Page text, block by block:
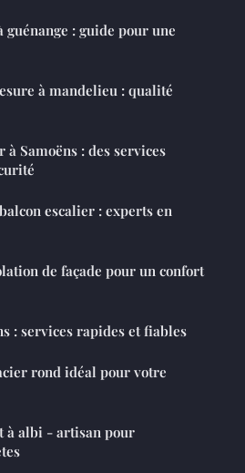
guénange : guide pour une
à mandelieu : qualité
Samoëns : des services
escalier : experts en
de façade pour un confort
: services rapides et fiables
rond idéal pour votre
à albi - artisan pour